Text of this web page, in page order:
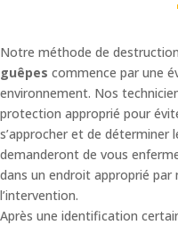
Notre méthode de
guêpes commence par une
environnement. Nos
protection approprié pour
s’approcher et de déterminer
demanderont de vous
dans un endroit approprié par
l’intervention.
Après une identification